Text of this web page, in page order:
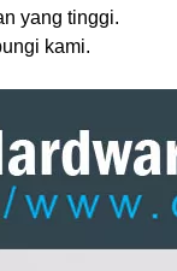
yang tinggi.
kami.